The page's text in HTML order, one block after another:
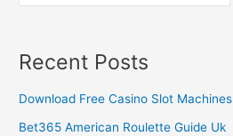
Recent Posts
Download Free Casino Slot Machines
Bet365 American Roulette Guide Uk